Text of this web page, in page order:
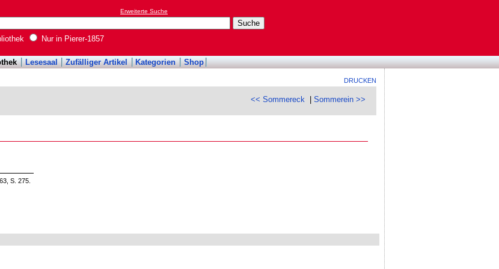
Erweiterte Suche
Nur in Pierer-1857
Lesesaal Zufälliger Artikel Kategorien Shop
DRUCKEN
<< Sommereck |Sommerein >>
S. 275.